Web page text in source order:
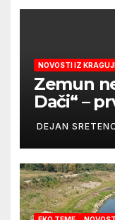
NOVOSTI IZ
Zemun
Dači“ –
DEJAN